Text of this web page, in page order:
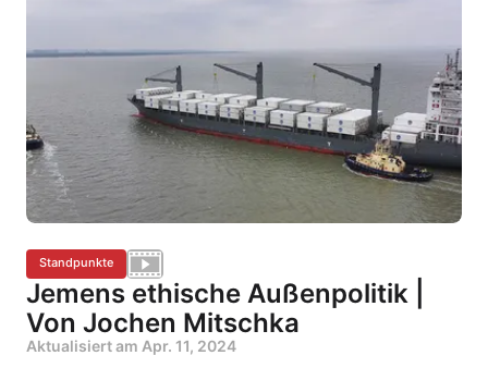
Standpunkte
Jemens ethische Außenpolitik |
Von Jochen Mitschka
Aktualisiert am Apr. 11, 2024